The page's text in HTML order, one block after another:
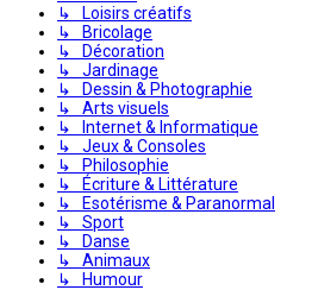
↳ Loisirs créatifs
↳ Bricolage
↳ Décoration
↳ Jardinage
↳ Dessin & Photographie
↳ Arts visuels
↳ Internet & Informatique
↳ Jeux & Consoles
↳ Philosophie
↳ Écriture & Littérature
↳ Esotérisme & Paranormal
↳ Sport
↳ Danse
↳ Animaux
↳ Humour